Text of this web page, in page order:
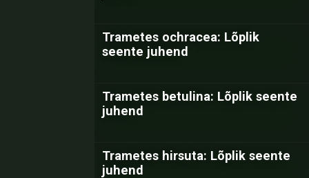
Trametes ochracea: Lõplik
seente juhend
Trametes betulina: Lõplik seente
juhend
Trametes hirsuta: Lõplik seente
juhend